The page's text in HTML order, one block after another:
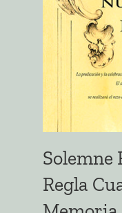
Solemne
Regla